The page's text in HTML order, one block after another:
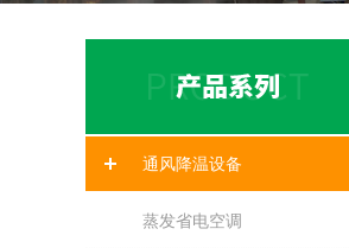
通风降温设备
蒸发省电空调